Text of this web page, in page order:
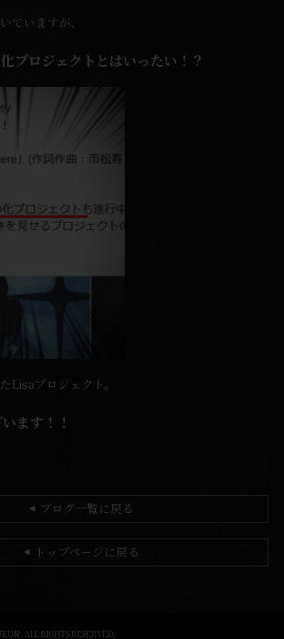
ていますが、
プロジェクトとはいったい！？
Lisaプロジェクト。
ます！！
◀ ブログ一覧に戻る
◀ トップページに戻る
ALL RIGHTS RESERVED.